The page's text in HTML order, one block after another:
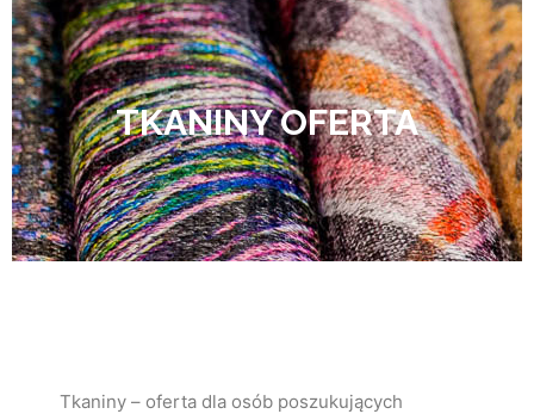
TKANINY OFERTA
Tkaniny – oferta dla osób poszukujących